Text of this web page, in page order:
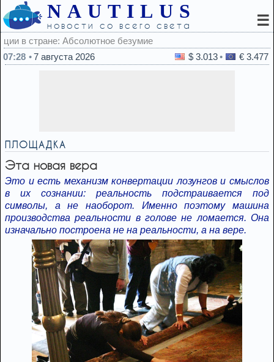
NAUTILUS
новости со всего света ☰
07:28
7 августа 2026 $ 3.013 € 3.477
ПЛОЩАДКА
Эта новая вера
Это и есть механизм конвертации лозунгов и смыслов
в их сознании: реальность подстраивается под
символы, а не наоборот. Именно поэтому машина
производства реальности в голове не ломается. Она
изначально построена не на реальности, а на вере.